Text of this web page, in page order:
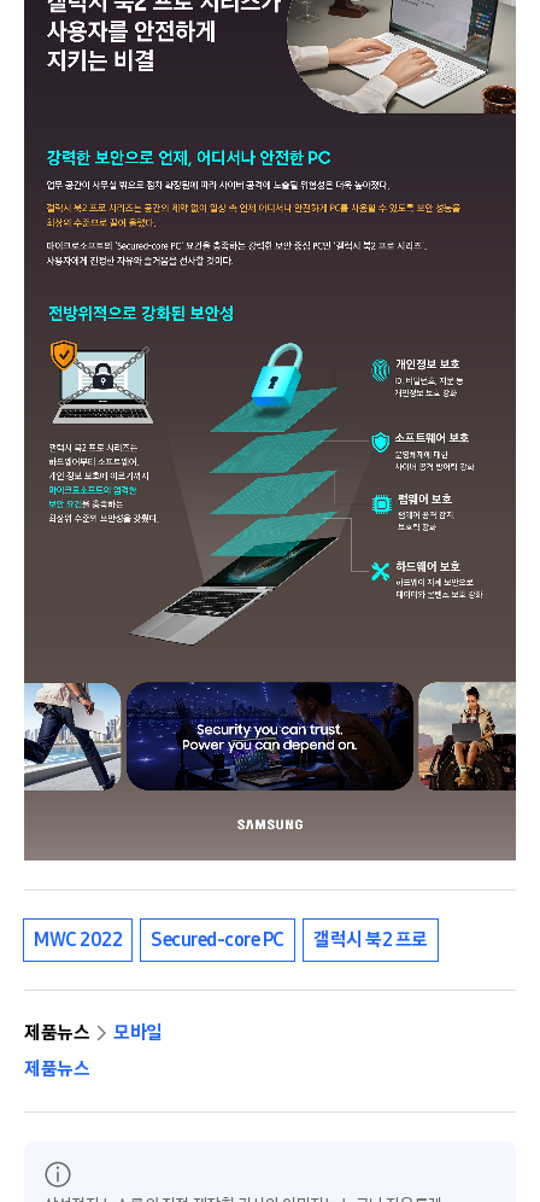
MWC 2022 Secured-core PC 갤럭시 북2 프로
제품뉴스
모바일
제품뉴스